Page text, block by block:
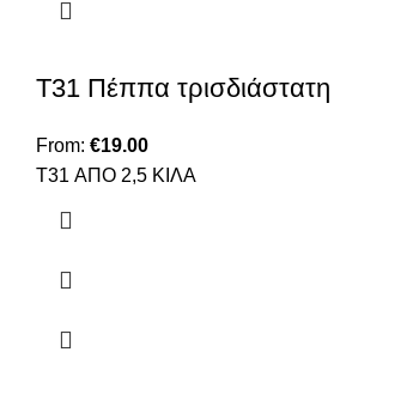
Τ31 Πέππα τρισδιάστατη
From: €19.00
T31 ΑΠΟ 2,5 ΚΙΛΑ